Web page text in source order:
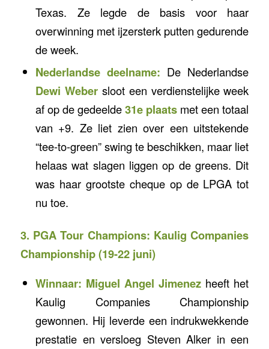
Texas. Ze legde de basis voor haar
overwinning met ijzersterk putten gedurende
de week.
Nederlandse deelname: De Nederlandse
Dewi Webersloot een verdienstelijke week
af op de gedeelde31e plaats met een totaal
van +9. Ze liet zien over een uitstekende
“tee-to-green” swing te beschikken, maar liet
helaas wat slagen liggen op de greens. Dit
was haar grootste cheque op de LPGA tot
nu toe.
3. PGA Tour Champions: Kaulig Companies
Championship (19-22 juni)
Winnaar: Miguel Angel Jimenez heeft het
Kaulig Companies Championship
gewonnen. Hij leverde een indrukwekkende
prestatie en versloeg Steven Alker in een